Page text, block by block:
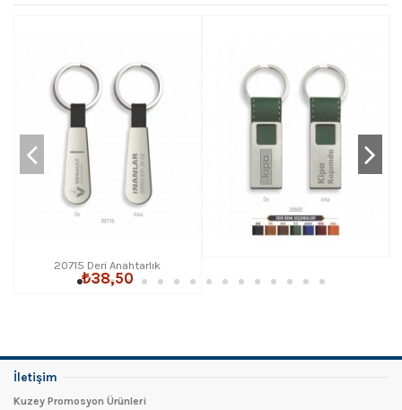
20715 Deri Anahtarlık
₺38,50
İletişim
Kuzey Promosyon Ürünleri